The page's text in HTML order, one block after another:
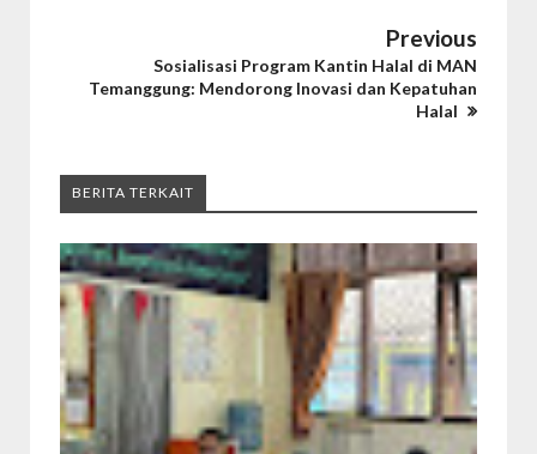
Previous
Sosialisasi Program Kantin Halal di MAN
Temanggung: Mendorong Inovasi dan Kepatuhan
Halal
BERITA TERKAIT